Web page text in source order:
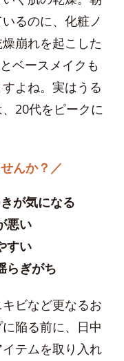
るのに、化粧ノ
崩れを起こした
ベースメイクも
よね。実はうる
20代をピークに
んか？／
が気になる
悪い
すい
らぎがち
ビなど更なるお
陥る前に、日中
テムを取り入れ